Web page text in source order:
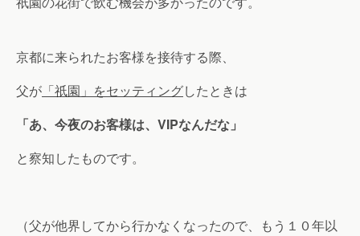
京都に来られたお客様を接待する際、
父が 「祇園」をセッティングしたときは
「あ、今夜のお客様は、VIPなんだな」
と察知したものです。
（父が他界してから行かなくなったので、もう１０年以